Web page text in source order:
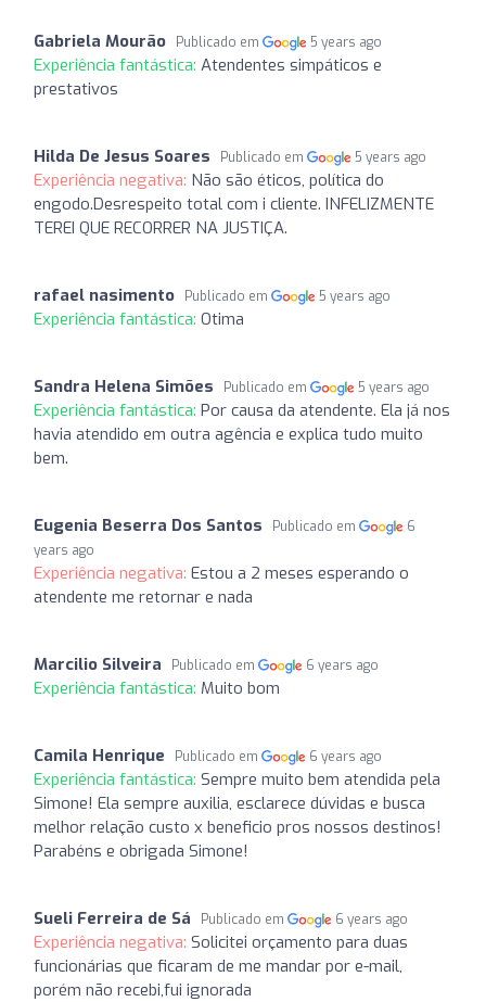
Gabriela Mourão Publicado em 5 years ago
Experiência fantástica: Atendentes simpáticos e
prestativos
Hilda De Jesus Soares Publicado em 5 years ago
Experiência negativa: Não são éticos, política do
engodo.Desrespeito total com i cliente. INFELIZMENTE
TEREI QUE RECORRER NA JUSTIÇA.
rafael nasimento Publicado em 5 years ago
Experiência fantástica: Otima
Sandra Helena Simões Publicado em 5 years ago
Experiência fantástica: Por causa da atendente. Ela já nos
havia atendido em outra agência e explica tudo muito
bem.
Eugenia Beserra Dos Santos Publicado em
6
years ago
Experiência negativa: Estou a 2 meses esperando o
atendente me retornar e nada
Marcilio Silveira Publicado em 6 years ago
Experiência fantástica: Muito bom
Camila Henrique Publicado em 6 years ago
Experiência fantástica: Sempre muito bem atendida pela
Simone! Ela sempre auxilia, esclarece dúvidas e busca
melhor relação custo x beneficio pros nossos destinos!
Parabéns e obrigada Simone!
Sueli Ferreira de Sá Publicado em 6 years ago
Experiência negativa: Solicitei orçamento para duas
funcionárias que ficaram de me mandar por e-mail,
porém não recebi,fui ignorada